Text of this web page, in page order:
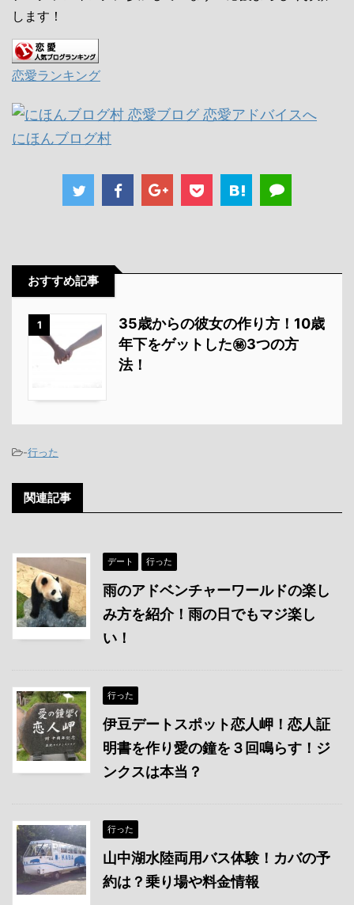
します！
恋愛ランキング
にほんブログ村
おすすめ記事
1
35歳からの彼女の作り方！10歳
年下をゲットした㊙3つの方
法！
-行った
関連記事
デート 行った
雨のアドベンチャーワールドの楽し
み方を紹介！雨の日でもマジ楽し
い！
行った
伊豆デートスポット恋人岬！恋人証
明書を作り愛の鐘を３回鳴らす！ジ
ンクスは本当？
行った
山中湖水陸両用バス体験！カバの予
約は？乗り場や料金情報